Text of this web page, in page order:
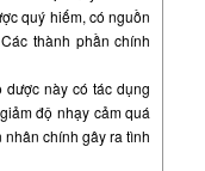
quý hiếm, có nguồn
thành phần chính
này có tác dụng
độ nhạy cảm quá
chính gây ra tình